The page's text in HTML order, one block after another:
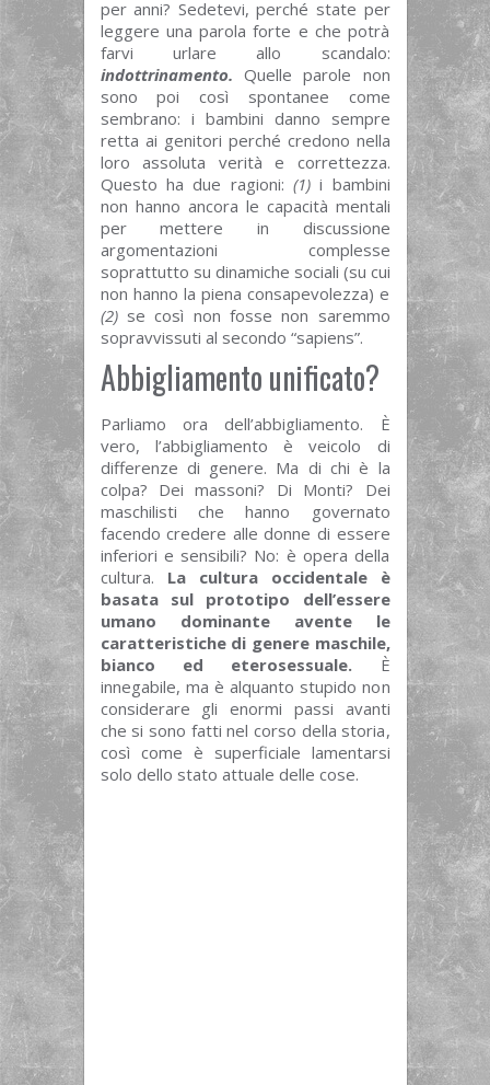
per anni? Sedetevi, perché state per
leggere una parola forte e che potrà
farvi urlare allo scandalo:
indottrinamento. Quelle parole non
sono poi così spontanee come
sembrano: i bambini danno sempre
retta ai genitori perché credono nella
loro assoluta verità e correttezza.
Questo ha due ragioni: (1)i bambini
non hanno ancora le capacità mentali
per mettere in discussione
argomentazioni complesse
soprattutto su dinamiche sociali (su cui
non hanno la piena consapevolezza) e
(2)se così non fosse non saremmo
sopravvissuti al secondo “sapiens”.
Abbigliamento unificato?
Parliamo ora dell’abbigliamento. È
vero, l’abbigliamento è veicolo di
differenze di genere. Ma di chi è la
colpa? Dei massoni? Di Monti? Dei
maschilisti che hanno governato
facendo credere alle donne di essere
inferiori e sensibili? No: è opera della
cultura. La cultura occidentale è
basata sul prototipo dell’essere
umano dominante avente le
caratteristiche di genere maschile,
bianco ed eterosessuale. È
innegabile, ma è alquanto stupido non
considerare gli enormi passi avanti
che si sono fatti nel corso della storia,
così come è superficiale lamentarsi
solo dello stato attuale delle cose.